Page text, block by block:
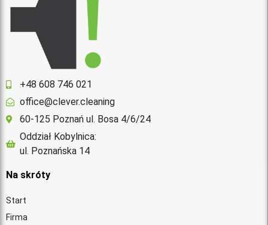
+48 608 746 021
office@clever.cleaning
60-125 Poznań ul. Bosa 4/6/24
Oddział Kobylnica:
ul. Poznańska 14
Na skróty
Start
Firma